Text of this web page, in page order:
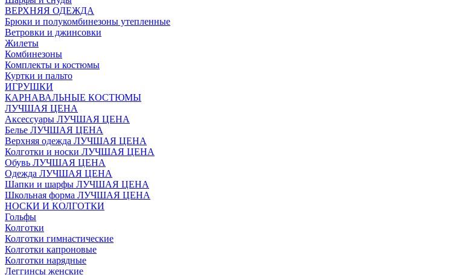
ВЕРХНЯЯ ОДЕЖДА
Брюки и полукомбинезоны утепленные
Ветровки и джинсовки
Жилеты
Комбинезоны
Комплекты и костюмы
Куртки и пальто
ИГРУШКИ
КАРНАВАЛЬНЫЕ КОСТЮМЫ
ЛУЧШАЯ ЦЕНА
Аксессуары ЛУЧШАЯ ЦЕНА
Белье ЛУЧШАЯ ЦЕНА
Верхняя одежда ЛУЧШАЯ ЦЕНА
Колготки и носки ЛУЧШАЯ ЦЕНА
Обувь ЛУЧШАЯ ЦЕНА
Одежда ЛУЧШАЯ ЦЕНА
Шапки и шарфы ЛУЧШАЯ ЦЕНА
Школьная форма ЛУЧШАЯ ЦЕНА
НОСКИ И КОЛГОТКИ
Гольфы
Колготки
Колготки гимнастические
Колготки капроновые
Колготки нарядные
Леггинсы женские